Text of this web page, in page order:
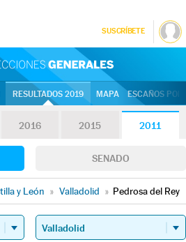
SUSCRÍBETE
RESULTADOS 2019 MAPA ESCAÑOS
2016 2015 2011
SENADO
y León » Valladolid » Pedrosa del Rey